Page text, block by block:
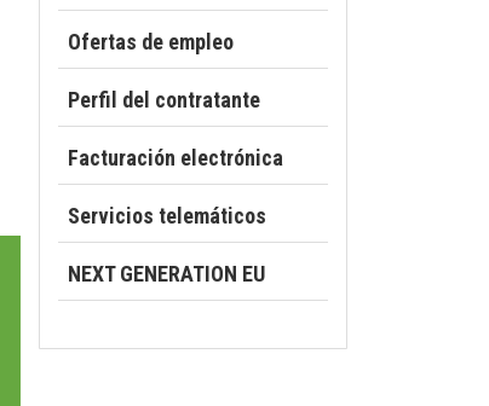
Ofertas de empleo
Perfil del contratante
Facturación electrónica
Servicios telemáticos
NEXT GENERATION EU